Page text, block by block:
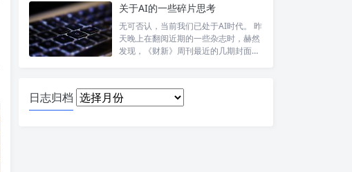
关于AI的一些碎片思考
无可否认，当前我们已处于AI时代。 昨
天晚上在翻阅近期的一些杂志时，赫然
发现，《财新》周刊最近的几期封面报
日志归档 日